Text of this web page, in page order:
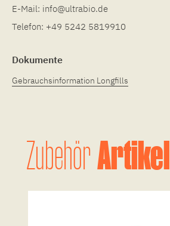
E-Mail: info@ultrabio.de
Telefon: +49 5242 5819910
Dokumente
Gebrauchsinformation Longfills
ZubehörArtikel